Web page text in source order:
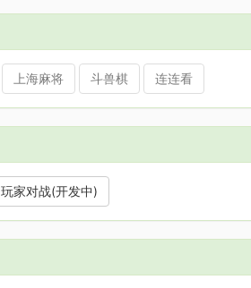
上海麻将 斗兽棋 连连看
玩家对战(开发中)